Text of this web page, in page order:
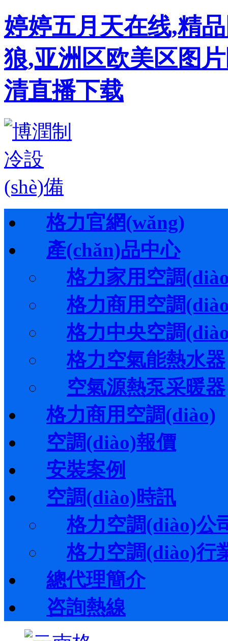
婷婷五月天在线,精
狼,亚洲区欧美区图
清直播下载
格力官網(wǎng)
產(chǎn)品中心
格力家用空調
格力商用空調
格力中央空調
格力空氣能熱水器
空氣源熱泵采暖器
格力商用空調(diào)
空調(diào)報價
安裝案例
空調(diào)時訊
格力空調(diào)公
格力空調(diào)行
總代理簡介
咨詢熱線